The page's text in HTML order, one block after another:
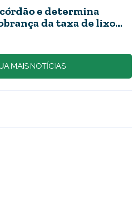
de lixo
Novos
MAIS NOTÍCIAS